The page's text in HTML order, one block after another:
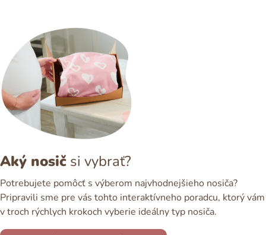
Aký nosič si vybrať?
Potrebujete pomôcť s výberom najvhodnejšieho nosiča?
Pripravili sme pre vás tohto interaktívneho poradcu, ktorý vám
v troch rýchlych krokoch vyberie ideálny typ nosiča.